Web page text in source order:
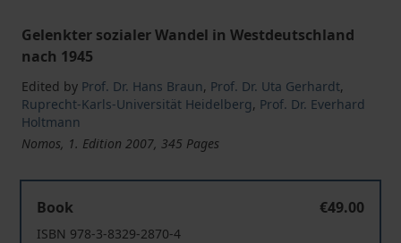
Gelenkter sozialer Wandel in Westdeutschland
nach 1945
Edited by Prof. Dr. Hans Braun, Prof. Dr. Uta Gerhardt,
Ruprecht-Karls-Universität Heidelberg, Prof. Dr. Everhard
Holtmann
Nomos, 1. Edition 2007, 345 Pages
Book
€49.00
ISBN 978-3-8329-2870-4